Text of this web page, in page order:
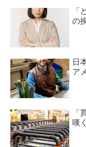
「
の
日
ア
「
嘆